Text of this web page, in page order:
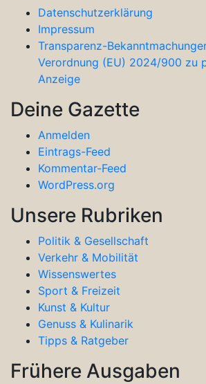
Datenschutzerklärung
Impressum
Transparenz-
Verordnung (EU) 2024/900 zu
Anzeige
Deine Gazette
Anmelden
Eintrags-Feed
Kommentar-Feed
WordPress.org
Unsere Rubriken
Politik & Gesellschaft
Verkehr & Mobilität
Wissenswertes
Sport & Freizeit
Kunst & Kultur
Genuss & Kulinarik
Tipps & Ratgeber
Frühere Ausgaben